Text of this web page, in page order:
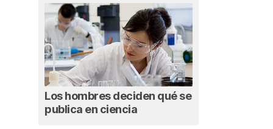
Los hombres deciden qué se
publica en ciencia